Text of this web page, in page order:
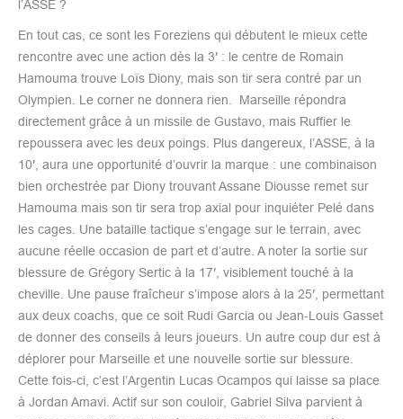
l’ASSE ?
En tout cas, ce sont les Foreziens qui débutent le mieux cette
rencontre avec une action dès la 3′ : le centre de Romain
Hamouma trouve Loïs Diony, mais son tir sera contré par un
Olympien. Le corner ne donnera rien. Marseille répondra
directement grâce à un missile de Gustavo, mais Ruffier le
repoussera avec les deux poings. Plus dangereux, l’ASSE, à la
10′, aura une opportunité d’ouvrir la marque : une combinaison
bien orchestrée par Diony trouvant Assane Diousse remet sur
Hamouma mais son tir sera trop axial pour inquiéter Pelé dans
les cages. Une bataille tactique s’engage sur le terrain, avec
aucune réelle occasion de part et d’autre. A noter la sortie sur
blessure de Grégory Sertic à la 17′, visiblement touché à la
cheville. Une pause fraîcheur s’impose alors à la 25′, permettant
aux deux coachs, que ce soit Rudi Garcia ou Jean-Louis Gasset
de donner des conseils à leurs joueurs. Un autre coup dur est à
déplorer pour Marseille et une nouvelle sortie sur blessure.
Cette fois-ci, c’est l’Argentin Lucas Ocampos qui laisse sa place
à Jordan Amavi. Actif sur son couloir, Gabriel Silva parvient à